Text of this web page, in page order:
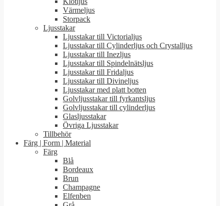
Värmeljus
Storpack
Ljusstakar
Ljusstakar till Victorialjus
Ljusstakar till Cylinderljus och Crystalljus
Ljusstakar till Inezljus
Ljusstakar till Spindelnätsljus
Ljusstakar till Fridaljus
Ljusstakar till Divineljus
Ljusstakar med platt botten
Golvljusstakar till fyrkantsljus
Golvljusstakar till cylinderljus
Glasljusstakar
Övriga Ljusstakar
Tillbehör
Färg | Form | Material
Färg
Blå
Bordeaux
Brun
Champagne
Elfenben